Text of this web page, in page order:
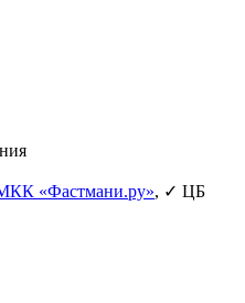
«Фастмани.ру», ✓ ЦБ